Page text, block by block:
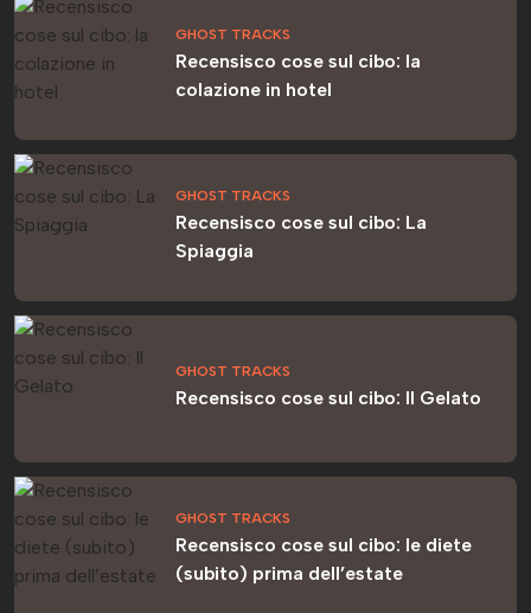
GHOST TRACKS
Recensisco cose sul cibo: la
colazione in hotel
GHOST TRACKS
Recensisco cose sul cibo: La
Spiaggia
GHOST TRACKS
Recensisco cose sul cibo: Il Gelato
GHOST TRACKS
Recensisco cose sul cibo: le diete
(subito) prima dell’estate